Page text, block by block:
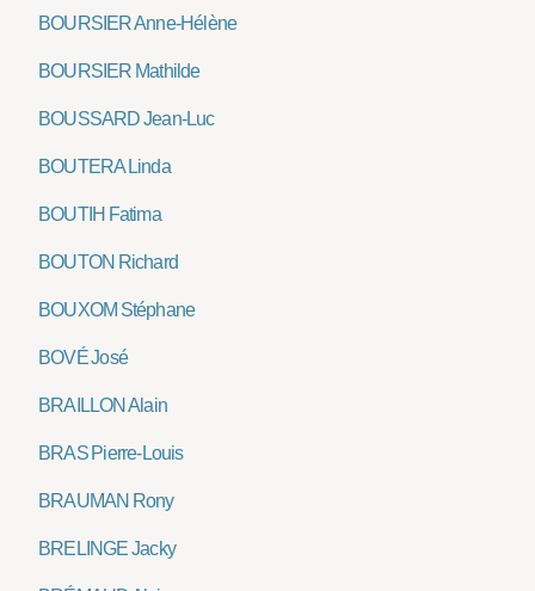
BOURSIER Anne-Hélène
BOURSIER Mathilde
BOUSSARD Jean-Luc
BOUTERA Linda
BOUTIH Fatima
BOUTON Richard
BOUXOM Stéphane
BOVÉ José
BRAILLON Alain
BRAS Pierre-Louis
BRAUMAN Rony
BRELINGE Jacky